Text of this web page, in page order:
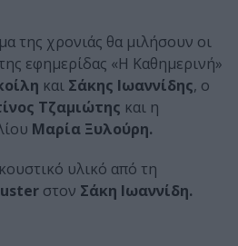
της χρονιάς θα μιλήσουν οι
εφημερίδας «Η Καθημερινή»
και Σάκης Ιωαννίδης, ο
Τζαμιώτης και η
Μαρία Ξυλούρη.
υλικό από τη
στον Σάκη Ιωαννίδη.